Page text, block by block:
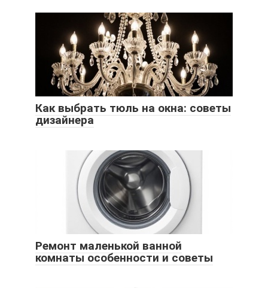
Как выбрать тюль на окна: советы
дизайнера
Ремонт маленькой ванной
комнаты особенности и советы